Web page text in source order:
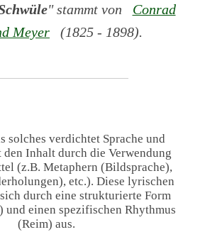
" stammt von
Conrad
Meyer (1825 - 1898).
solches verdichtet Sprache und
Inhalt durch die Verwendung
(z.B. Metaphern (Bildsprache),
etc.). Diese lyrischen
durch eine strukturierte Form
und einen spezifischen Rhythmus
(Reim) aus.